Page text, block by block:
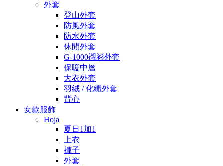
外套
登山外套
防風外套
防水外套
休閒外套
G-1000襯衫外套
保暖中層
大衣外套
羽絨 / 化纖外套
背心
女款服飾
Hoja
夏日1加1
上衣
褲子
外套